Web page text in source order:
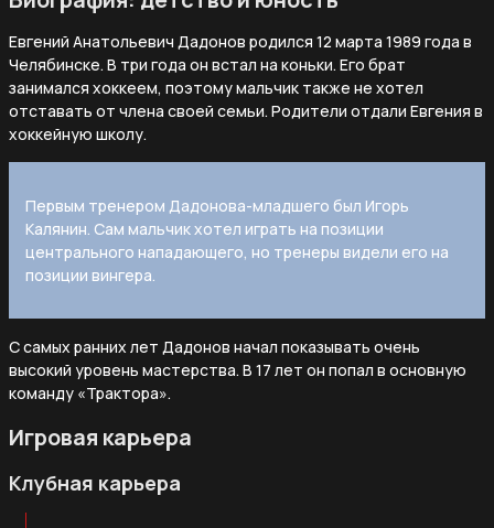
Евгений Анатольевич Дадонов родился 12 марта 1989 года в
Челябинске. В три года он встал на коньки. Его брат
занимался хоккеем, поэтому мальчик также не хотел
отставать от члена своей семьи. Родители отдали Евгения в
хоккейную школу.
Первым тренером Дадонова-младшего был Игорь
Калянин. Сам мальчик хотел играть на позиции
центрального нападающего, но тренеры видели его на
позиции вингера.
С самых ранних лет Дадонов начал показывать очень
высокий уровень мастерства. В 17 лет он попал в основную
команду «Трактора».
Игровая карьера
Клубная карьера